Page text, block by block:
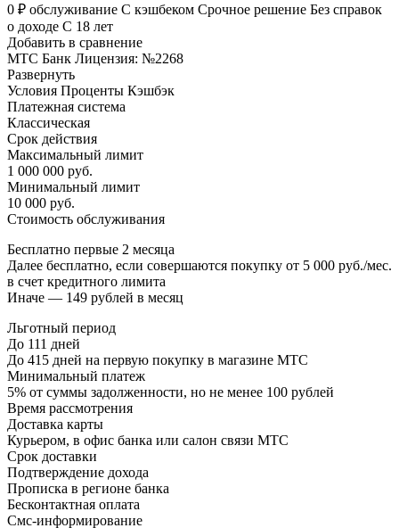
0 ₽ обслуживание С кэшбеком Срочное решение Без справок
о доходе С 18 лет
Добавить в сравнение
МТС Банк Лицензия: №2268
Развернуть
Условия Проценты Кэшбэк
Платежная система
Классическая
Срок действия
Максимальный лимит
1 000 000 руб.
Минимальный лимит
10 000 руб.
Стоимость обслуживания
Бесплатно первые 2 месяца
Далее бесплатно, если совершаются покупку от 5 000 руб./мес.
в счет кредитного лимита
Иначе — 149 рублей в месяц
Льготный период
До 111 дней
До 415 дней на первую покупку в магазине МТС
Минимальный платеж
5% от суммы задолженности, но не менее 100 рублей
Время рассмотрения
Доставка карты
Курьером, в офис банка или салон связи МТС
Срок доставки
Подтверждение дохода
Прописка в регионе банка
Бесконтактная оплата
Смс-информирование